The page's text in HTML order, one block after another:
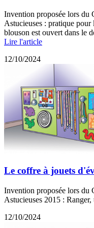
Invention proposée lors du
Astucieuses : pratique
blouson est ouvert dans le
Lire l'article
12/10/2024
Le coffre à jouets
Invention proposée lors du
Astucieuses 2015 :
12/10/2024